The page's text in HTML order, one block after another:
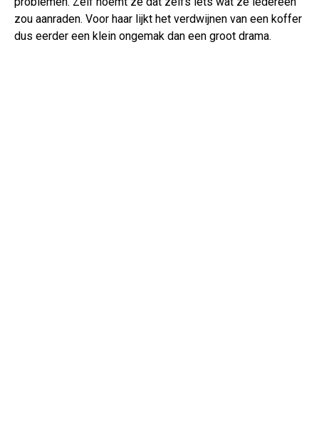
zou aanraden. Voor haar lijkt het verdwijnen van een koffer
dus eerder een klein ongemak dan een groot drama.